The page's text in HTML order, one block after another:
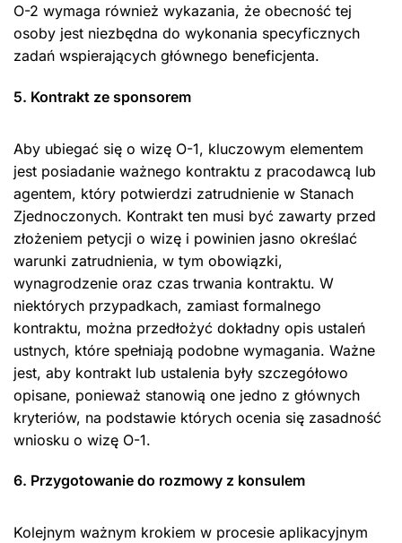
O-2 wymaga również wykazania, że obecność tej
osoby jest niezbędna do wykonania specyficznych
zadań wspierających głównego beneficjenta.
5. Kontrakt ze sponsorem
Aby ubiegać się o wizę O-1, kluczowym elementem
jest posiadanie ważnego kontraktu z pracodawcą lub
agentem, który potwierdzi zatrudnienie w Stanach
Zjednoczonych. Kontrakt ten musi być zawarty przed
złożeniem petycji o wizę i powinien jasno określać
warunki zatrudnienia, w tym obowiązki,
wynagrodzenie oraz czas trwania kontraktu. W
niektórych przypadkach, zamiast formalnego
kontraktu, można przedłożyć dokładny opis ustaleń
ustnych, które spełniają podobne wymagania. Ważne
jest, aby kontrakt lub ustalenia były szczegółowo
opisane, ponieważ stanowią one jedno z głównych
kryteriów, na podstawie których ocenia się zasadność
wniosku o wizę O-1.
6. Przygotowanie do rozmowy z konsulem
Kolejnym ważnym krokiem w procesie aplikacyjnym